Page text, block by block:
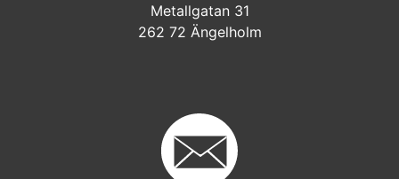
Metallgatan 31
262 72 Ängelholm